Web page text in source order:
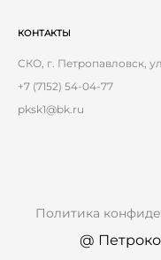
КОНТАКТЫ
СКО, г. Петропавловск,
+7 (7152) 54-04-77
pksk1@bk.ru
Политика
@